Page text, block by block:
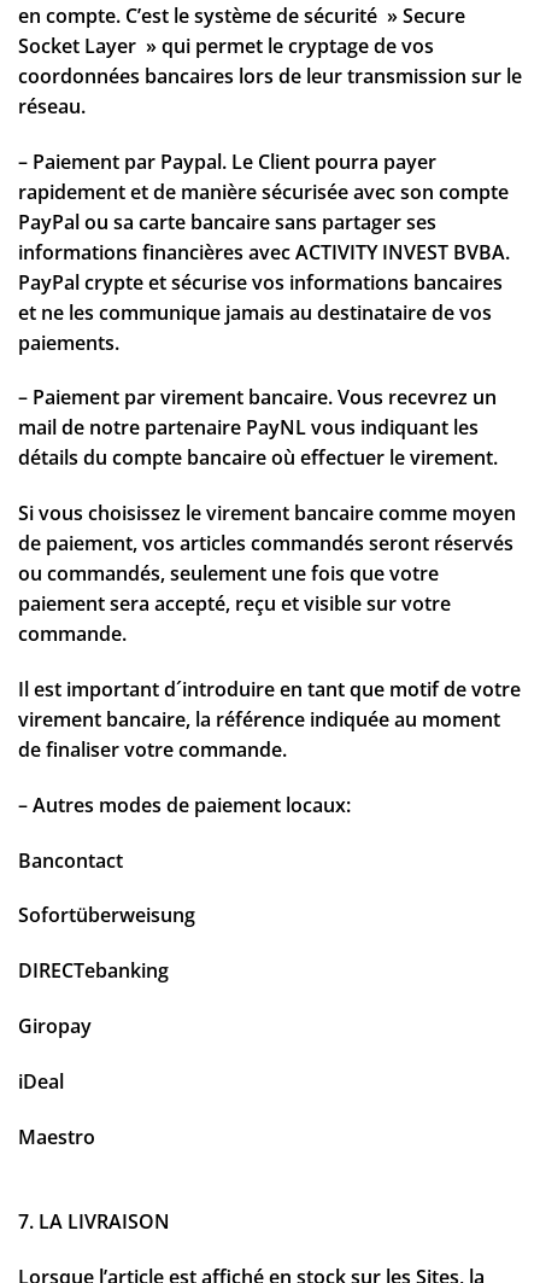
en compte. C’est le système de sécurité » Secure
Socket Layer » qui permet le cryptage de vos
coordonnées bancaires lors de leur transmission sur le
réseau.
– Paiement par Paypal. Le Client pourra payer
rapidement et de manière sécurisée avec son compte
PayPal ou sa carte bancaire sans partager ses
informations financières avec ACTIVITY INVEST BVBA.
PayPal crypte et sécurise vos informations bancaires
et ne les communique jamais au destinataire de vos
paiements.
– Paiement par virement bancaire. Vous recevrez un
mail de notre partenaire PayNL vous indiquant les
détails du compte bancaire où effectuer le virement.
Si vous choisissez le virement bancaire comme moyen
de paiement, vos articles commandés seront réservés
ou commandés, seulement une fois que votre
paiement sera accepté, reçu et visible sur votre
commande.
Il est important d´introduire en tant que motif de votre
virement bancaire, la référence indiquée au moment
de finaliser votre commande.
– Autres modes de paiement locaux:
Bancontact
Sofortüberweisung
DIRECTebanking
Giropay
iDeal
Maestro
7. LA LIVRAISON
Lorsque l’article est affiché en stock sur les Sites, la